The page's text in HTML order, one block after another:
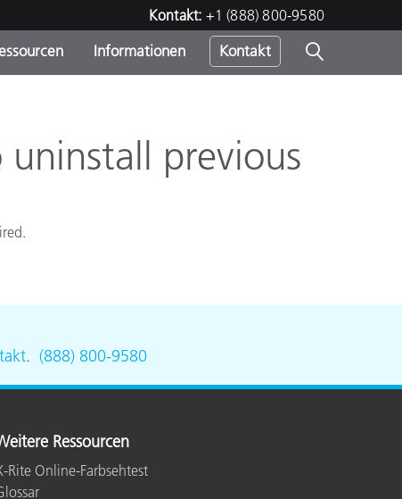
Kontakt: +1 (888) 800-9580
Informationen Kontakt
previous
. (888) 800-9580
Ressourcen
Rite Online-Farbsehtest